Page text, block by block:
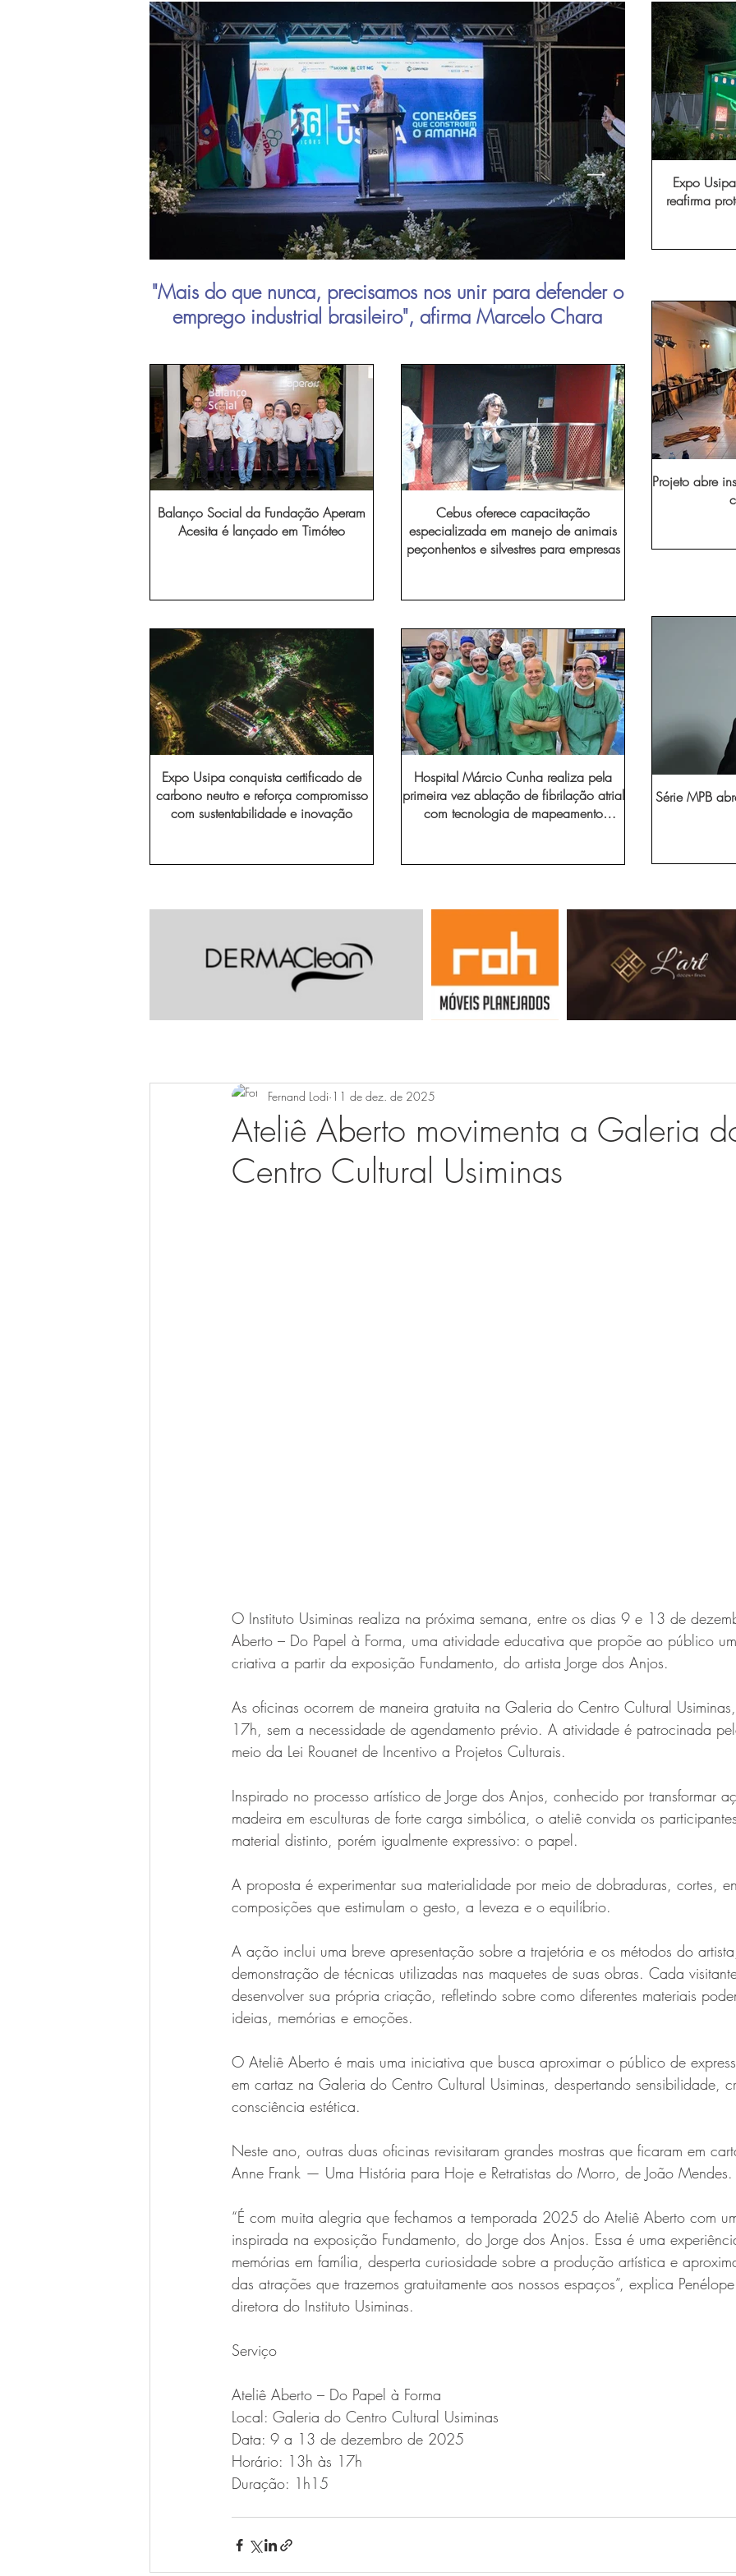
"Mais do que nunca, precisamos nos unir para defender o
emprego industrial brasileiro", afirma Marcelo Chara
viagens
Balanço Social da Fundação Aperam
Acesita é lançado em Timóteo
Cebus oferece capacitação
especializada em manejo de animais
peçonhentos e silvestres para empresas
Expo
reafirma
Projeto abre
Expo Usipa conquista certificado de
carbono neutro e reforça compromisso
com sustentabilidade e inovação
Hospital Márcio Cunha realiza pela
primeira vez ablação de fibrilação atrial
com tecnologia de mapeamento
Série MPB
Ateliê Aberto movimenta a Galeria
Centro Cultural Usiminas
Fernand Lodi 11 de dez. de 2025
O Instituto Usiminas realiza na próxima semana, entre os dias 9 e 13 de
Aberto – Do Papel à Forma, uma atividade educativa que propõe ao público
criativa a partir da exposição Fundamento, do artista Jorge dos Anjos.
As oficinas ocorrem de maneira gratuita na Galeria do Centro Cultural
17h, sem a necessidade de agendamento prévio. A atividade é patrocinada
meio da Lei Rouanet de Incentivo a Projetos Culturais.
Inspirado no processo artístico de Jorge dos Anjos, conhecido por transformar
madeira em esculturas de forte carga simbólica, o ateliê convida os
material distinto, porém igualmente expressivo: o papel.
A proposta é experimentar sua materialidade por meio de dobraduras, cortes,
composições que estimulam o gesto, a leveza e o equilíbrio.
A ação inclui uma breve apresentação sobre a trajetória e os métodos do
demonstração de técnicas utilizadas nas maquetes de suas obras. Cada
desenvolver sua própria criação, refletindo sobre como diferentes materiais
ideias, memórias e emoções.
O Ateliê Aberto é mais uma iniciativa que busca aproximar o público de
em cartaz na Galeria do Centro Cultural Usiminas, despertando sensibilidade,
consciência estética.
Neste ano, outras duas oficinas revisitaram grandes mostras que ficaram em
Anne Frank — Uma História para Hoje e Retratistas do Morro, de João Mendes.
“É com muita alegria que fechamos a temporada 2025 do Ateliê Aberto com
inspirada na exposição Fundamento, do Jorge dos Anjos. Essa é uma
memórias em família, desperta curiosidade sobre a produção artística e
das atrações que trazemos gratuitamente aos nossos espaços”, explica
diretora do Instituto Usiminas.
Serviço
Ateliê Aberto – Do Papel à Forma
Local: Galeria do Centro Cultural Usiminas
Data: 9 a 13 de dezembro de 2025
Horário: 13h às 17h
Duração: 1h15